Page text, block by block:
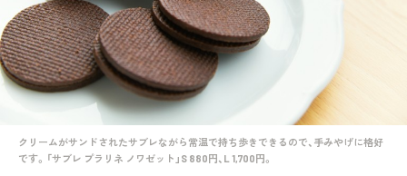
クリームがサンドされたサブレながら常温で持ち歩きできるので、手みやげに格好
です。「サブレ プラリネ ノワゼット」S 880円、L 1,700円。